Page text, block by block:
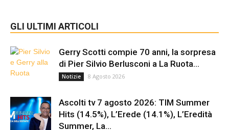
GLI ULTIMI ARTICOLI
Gerry Scotti compie 70 anni, la sorpresa
di Pier Silvio Berlusconi a La Ruota...
Notizie 8 Agosto 2026
Ascolti tv 7 agosto 2026: TIM Summer
Hits (14.5%), L’Erede (14.1%), L’Eredità
Summer, La...